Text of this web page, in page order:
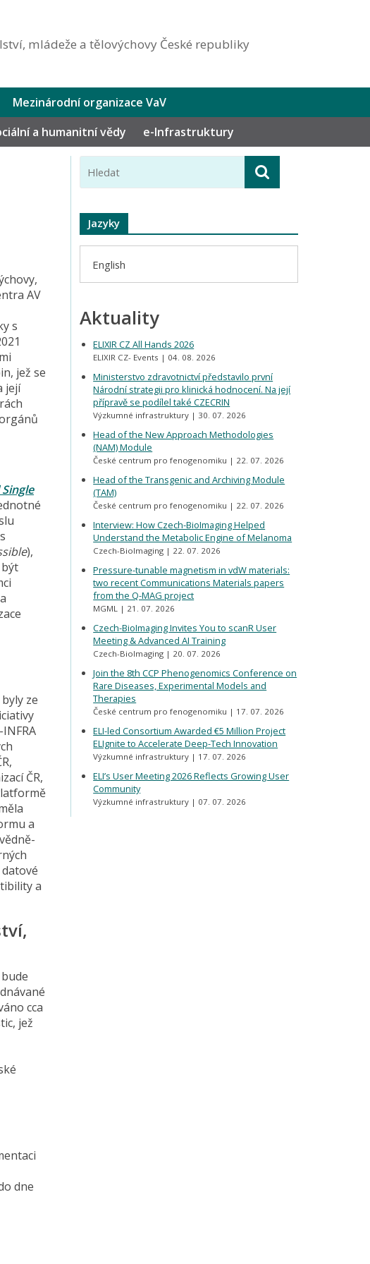
mládeže a tělovýchovy České republiky
Mezinárodní organizace VaV
a humanitní vědy e-Infrastruktury
AV
s
jež se
její
),
být
ze
ČR,
a
a
cca
jež
dne
Jazyky
English
Aktuality
ELIXIR CZ All Hands 2026
ELIXIR CZ- Events 04. 08. 2026
Ministerstvo zdravotnictví představilo první
Národní strategii pro klinická hodnocení. Na její
přípravě se podílel také CZECRIN
Výzkumné infrastruktury 30. 07. 2026
Head of the New Approach Methodologies
(NAM) Module
České centrum pro fenogenomiku 22. 07. 2026
Head of the Transgenic and Archiving Module
(TAM)
České centrum pro fenogenomiku 22. 07. 2026
Interview: How Czech-BioImaging Helped
Understand the Metabolic Engine of Melanoma
Czech-BioImaging 22. 07. 2026
Pressure-tunable magnetism in vdW materials:
two recent Communications Materials papers
from the Q-MAG project
MGML 21. 07. 2026
Czech-BioImaging Invites You to scanR User
Meeting & Advanced AI Training
Czech-BioImaging 20. 07. 2026
Join the 8th CCP Phenogenomics Conference on
Rare Diseases, Experimental Models and
Therapies
České centrum pro fenogenomiku 17. 07. 2026
ELI-led Consortium Awarded €5 Million Project
ELIgnite to Accelerate Deep-Tech Innovation
Výzkumné infrastruktury 17. 07. 2026
ELI’s User Meeting 2026 Reflects Growing User
Community
Výzkumné infrastruktury 07. 07. 2026